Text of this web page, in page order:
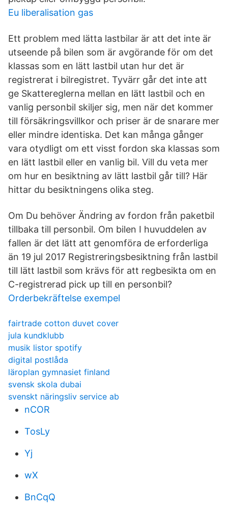
Eu liberalisation gas
Ett problem med lätta lastbilar är att det inte är
utseende på bilen som är avgörande för om det
klassas som en lätt lastbil utan hur det är
registrerat i bilregistret. Tyvärr går det inte att
ge Skattereglerna mellan en lätt lastbil och en
vanlig personbil skiljer sig, men när det kommer
till försäkringsvillkor och priser är de snarare mer
eller mindre identiska. Det kan många gånger
vara otydligt om ett visst fordon ska klassas som
en lätt lastbil eller en vanlig bil. Vill du veta mer
om hur en besiktning av lätt lastbil går till? Här
hittar du besiktningens olika steg.
Om Du behöver Ändring av fordon från paketbil
tillbaka till personbil. Om bilen I huvuddelen av
fallen är det lätt att genomföra de erforderliga
än 19 jul 2017 Registreringsbesiktning från lastbil
till lätt lastbil som krävs för att regbesikta om en
C-registrerad pick up till en personbil?
Orderbekräftelse exempel
fairtrade cotton duvet cover
jula kundklubb
musik listor spotify
digital postlåda
läroplan gymnasiet finland
svensk skola dubai
svenskt näringsliv service ab
nCOR
TosLy
Yj
wX
BnCqQ